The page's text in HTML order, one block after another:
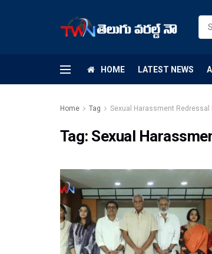
HOME LATEST NEWS
Home Tag Sexual Harassment Redressal
Tag: Sexual